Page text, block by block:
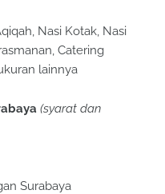
Nasi Kotak, Nasi
Catering
lainnya
(syarat dan
Surabaya